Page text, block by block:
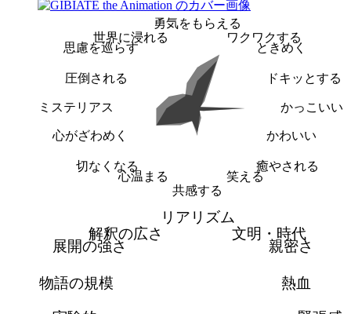
勇気をもらえる
ワクワクする
ときめく
ドキッとする
かっこいい
かわいい
癒やされる
笑える
共感する
心温まる
切なくなる
心がざわめく
ミステリアス
圧倒される
思慮を巡らす
世界に浸れる
リアリズム
文明・時代
親密さ
熱血
物語の規模
展開の強さ
解釈の広さ